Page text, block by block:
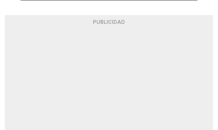
PUBLICIDAD